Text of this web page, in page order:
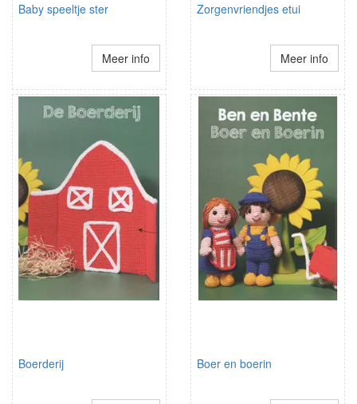
Baby speeltje ster
Meer info
Zorgenvriendjes etui
Meer info
Boerderij Boer en boerin